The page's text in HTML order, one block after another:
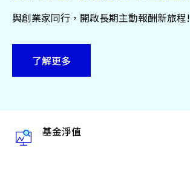
台灣
聯絡我們
與創業家同行，開啟長期主動報酬新旅程!
了解更多
基金淨值